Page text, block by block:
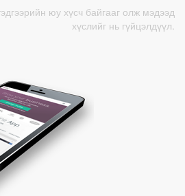
юу хүсч байгааг олж мэдээд
хүслийг нь гүйцэлдүүл.